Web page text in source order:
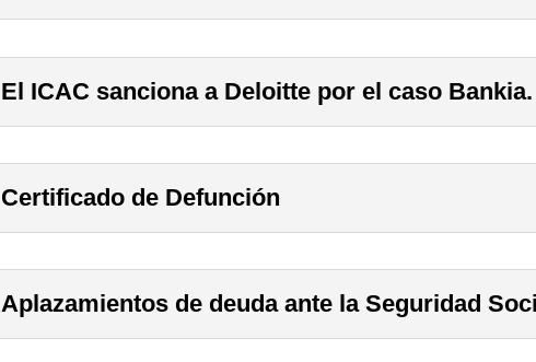
El ICAC sanciona a Deloitte por el caso Bankia.
Certificado de Defunción
Aplazamientos de deuda ante la Seguridad